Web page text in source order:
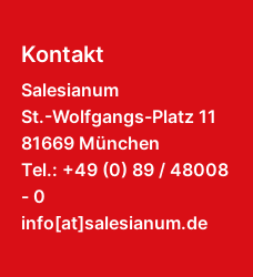
Kontakt
Salesianum
St.-Wolfgangs-Platz 11
81669 München
Tel.: +49 (0) 89 / 48008
- 0
info[at]salesianum.de